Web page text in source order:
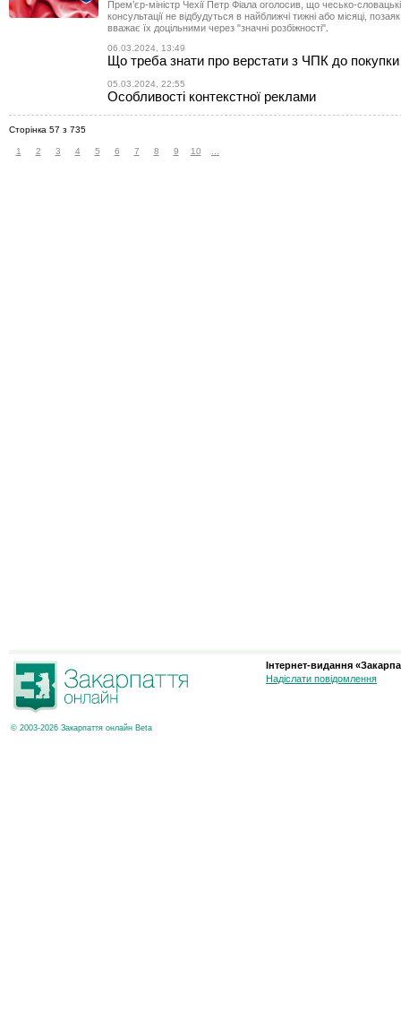
Прем’єр-міністр Чехії Петр Фіала оголосив, що чесько-
консультації не відбудуться в найближчі тижні або місяці,
вважає їх доцільними через "значні розбіжності".
06.03.2024, 13:49
Що треба знати про верстати з ЧПК до покупки
05.03.2024, 22:55
Особливості контекстної реклами
Сторінка 57 з 735
1 2 3 4 5 6 7 8 9 10
© 2003-2026 Закарпаття онлайн Beta
Інтернет-видання
Надіслати повідомлення